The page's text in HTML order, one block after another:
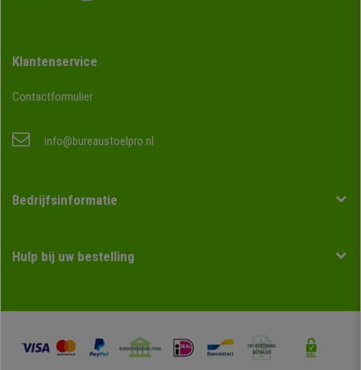
Klantenservice
Contactformulier
info@bureaustoelpro.nl
Bedrijfsinformatie
Hulp bij uw bestelling